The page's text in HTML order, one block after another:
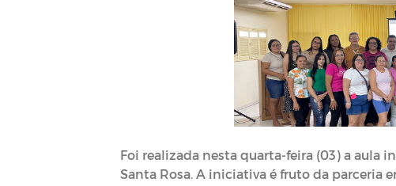
Foi realizada nesta quarta-feira (03) a aula
Santa Rosa. A iniciativa é fruto da parceria